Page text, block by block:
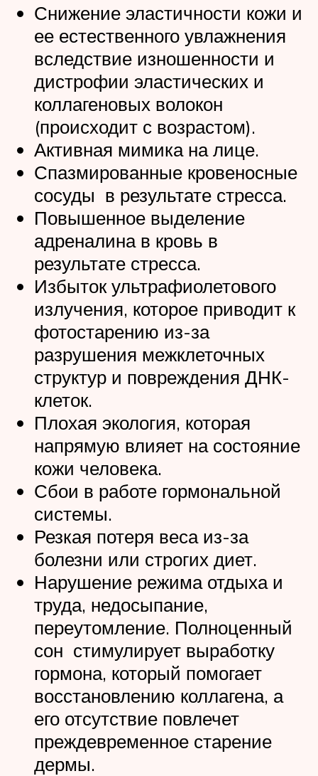
Снижение эластичности кожи и
ее естественного увлажнения
вследствие изношенности и
дистрофии эластических и
коллагеновых волокон
(происходит с возрастом).
Активная мимика на лице.
Спазмированные кровеносные
сосуды в результате стресса.
Повышенное выделение
адреналина в кровь в
результате стресса.
Избыток ультрафиолетового
излучения, которое приводит к
фотостарению из-за
разрушения межклеточных
структур и повреждения ДНК-
клеток.
Плохая экология, которая
напрямую влияет на состояние
кожи человека.
Сбои в работе гормональной
системы.
Резкая потеря веса из-за
болезни или строгих диет.
Нарушение режима отдыха и
труда, недосыпание,
переутомление. Полноценный
сон стимулирует выработку
гормона, который помогает
восстановлению коллагена, а
его отсутствие повлечет
преждевременное старение
дермы.